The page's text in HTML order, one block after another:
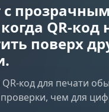
с
QR-код
поверх
код для печати
чем для